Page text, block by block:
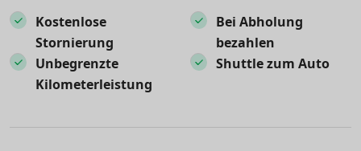
Kostenlose
Stornierung
Bei Abholung
bezahlen
Unbegrenzte
Kilometerleistung
Shuttle zum Auto